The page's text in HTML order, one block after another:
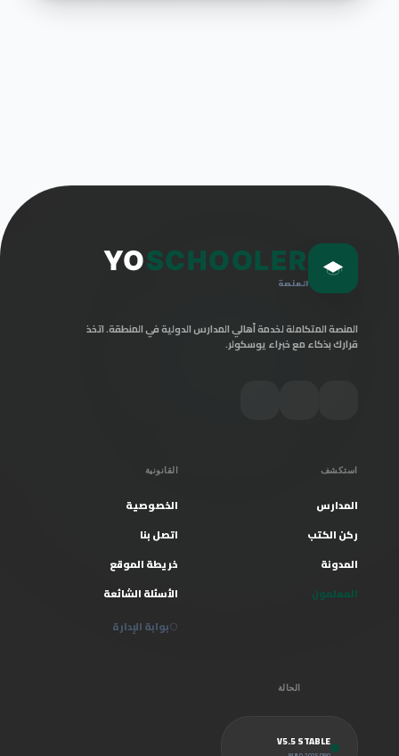
YOSCHOOLER
المنصة
المنصة المتكاملة لخدمة أهالي المدارس الدولية في المنطقة. اتخذ
قرارك بذكاء مع خبراء يوسكولر.
استكشف
المدارس
ركن الكتب
المدونة
المعلمون
القانونية
الخصوصية
اتصل بنا
خريطة الموقع
الأسئلة الشائعة
بوابة الإدارة
الحالة
V5.5 STABLE